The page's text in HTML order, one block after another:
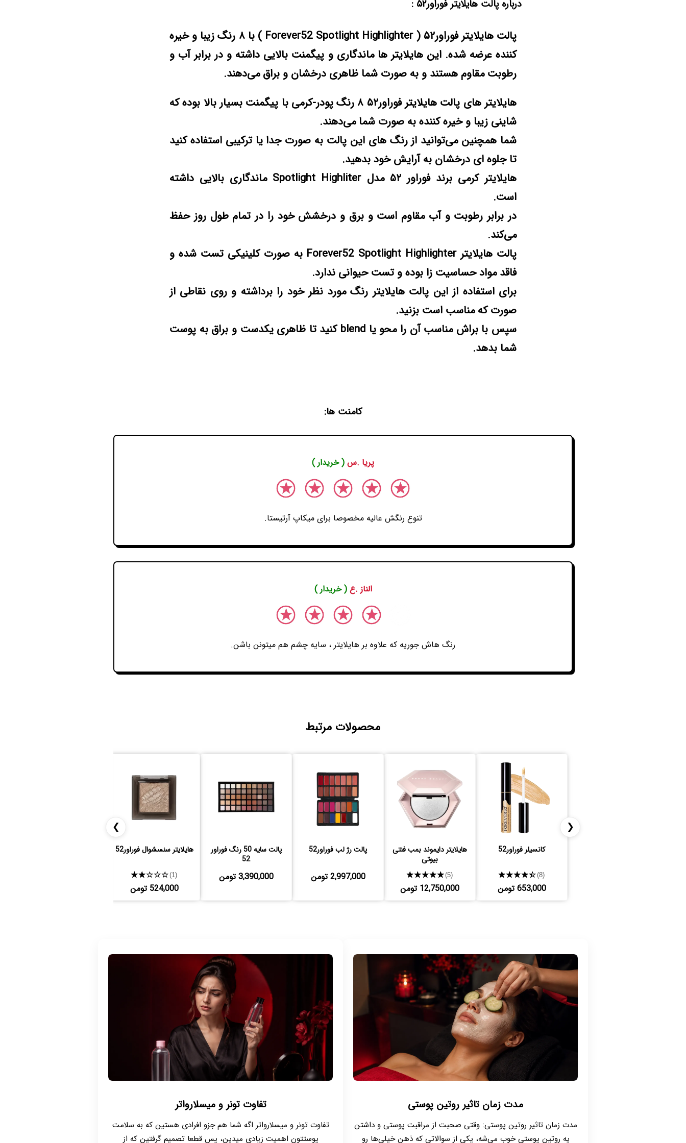
درباره پالت هایلایتر فوراور۵۲ :
پالت هایلایتر فوراور۵۲ ( Forever52 Spotlight Highlighter ) با ۸ رنگ زیبا و خیره
کننده عرضه شده. این هایلایتر ها ماندگاری و پیگمنت بالایی داشته و در برابر آب و
رطوبت مقاوم هستند و به صورت شما ظاهری درخشان و براق می‌دهند.
هایلایتر های پالت هایلایتر فوراور۵۲ ۸ رنگ پودر-کرمی با پیگمنت بسیار بالا بوده که
شاینی زیبا و خیره کننده به صورت شما می‌دهند.
شما همچنین می‌توانید از رنگ های این پالت به صورت جدا یا ترکیبی استفاده کنید
تا جلوه ای درخشان به آرایش خود بدهید.
هایلایتر کرمی برند فوراور ۵۲ مدل Spotlight Highliter ماندگاری بالایی داشته
است.
در برابر رطوبت و آب مقاوم است و برق و درخشش خود را در تمام طول روز حفظ
می‌کند.
پالت هایلایتر Forever52 Spotlight Highlighter به صورت کلینیکی تست شده و
فاقد مواد حساسیت زا بوده و تست حیوانی ندارد.
برای استفاده از این پالت هایلایتر رنگ مورد نظر خود را برداشته و روی نقاطی از
صورت که مناسب است بزنید.
سپس با براش مناسب آن را محو یا blend کنید تا ظاهری یکدست و براق به پوست
شما بدهد.
کامنت ها:
پریا .س ( خریدار )
تنوع رنگش عالیه مخصوصا برای میکاپ آرتیستا.
الناز .ع( خریدار )
رنگ هاش جوریه که علاوه بر هایلایتر ، سایه چشم هم میتونن باشن.
محصولات مرتبط
❮
کانسیلر فوراور52
★★★★★(8)
653,000 تومن
هایلایتر دایموند بمب فنتی
بیوتی
★★★★★(5)
12,750,000 تومن
پالت رژ لب فوراور52
2,997,000 تومن
پالت سایه 50 رنگ فوراور
52
3,390,000 تومن
هایلایتر سنسشوال فوراور52
★★★★★(1)
524,000 تومن
❯
مدت زمان تاثیر روتین پوستی
مدت زمان تاثیر روتین پوستی: وقتی صحبت از مراقبت پوستی و داشتن
یه روتین پوستی خوب می‌شه، یکی از سوالاتی که ذهن خیلی‌ها رو
تفاوت تونر و میسلارواتر
تفاوت تونر و میسلارواتر اگه شما هم جزو افرادی هستین که به سلامت
پوستتون اهمیت زیادی میدین، پس قطعا تصمیم گرفتین که از